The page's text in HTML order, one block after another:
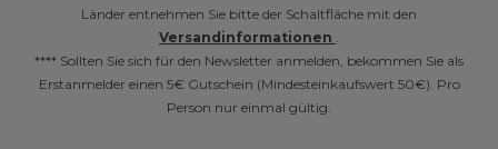
Länder entnehmen Sie bitte der Schaltfläche mit den
Versandinformationen
**** Sollten Sie sich für den Newsletter anmelden, bekommen Sie als
Erstanmelder einen 5€ Gutschein (Mindesteinkaufswert 50€). Pro
Person nur einmal gültig.